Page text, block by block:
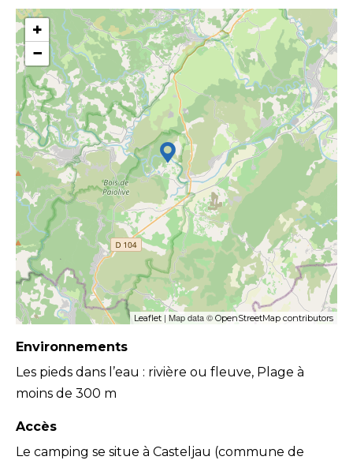
+
−
Leaflet | Map data © OpenStreetMap contributors
Environnements
Les pieds dans l’eau : rivière ou fleuve, Plage à
moins de 300 m
Accès
Le camping se situe à Casteljau (commune de